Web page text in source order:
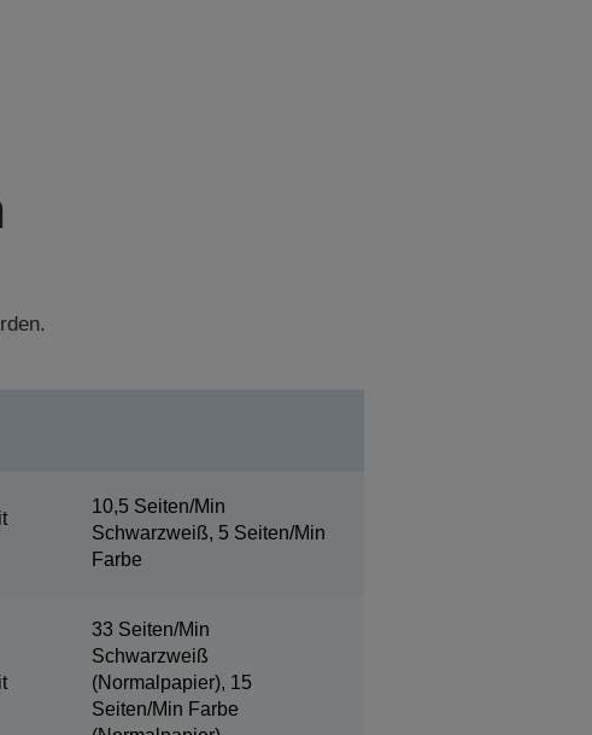
10,5 Seiten/Min
Schwarzweiß, 5 Seiten/Min
Farbe
33 Seiten/Min
Schwarzweiß
(Normalpapier), 15
Seiten/Min Farbe